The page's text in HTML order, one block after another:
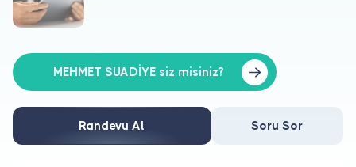
Hakkımızda
Doktorlar için
Doktor musunuz?
MEHMET SUADİYE siz misiniz?
Randevu Al Soru Sor